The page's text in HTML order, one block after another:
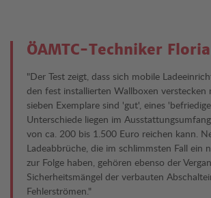
ÖAMTC-Techniker
"Der Test zeigt, dass sich mobile
den fest installierten Wallboxen verstecken
sieben Exemplare sind 'gut', eines
Unterschiede liegen im
von ca. 200 bis 1.500 Euro reichen kann.
Ladeabbrüche, die im schlimmsten Fall ein
zur Folge haben, gehören ebenso der
Sicherheitsmängel der verbauten
Fehlerströmen."